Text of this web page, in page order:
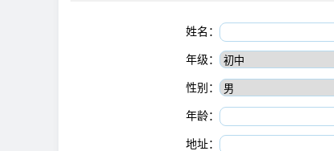
姓名：
年级：
性别：
年龄：
地址：